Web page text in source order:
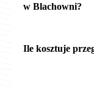
w Blachowni?
zarządców
Ile kosztuje